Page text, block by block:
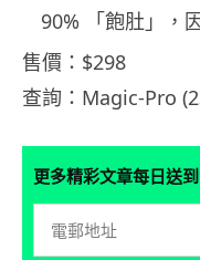
90% 「飽肚」，
售價：$298
查詢：Magic-Pro
更多精彩文章每日送